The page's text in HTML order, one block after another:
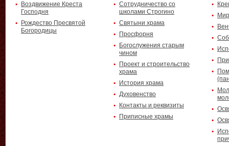
Воздвижение Креста
Господня
Рождество Пресвятой
Богородицы
Сотрудничество со
школами Строгино
Святыни храма
Просфорня
Богослужения старым
чином
Проект и строительство
храма
История храма
Духовенство
Контакты и реквизиты
Приписные храмы